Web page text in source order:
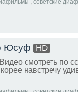
, советские
Юсуф HD
смотреть по
навстречу